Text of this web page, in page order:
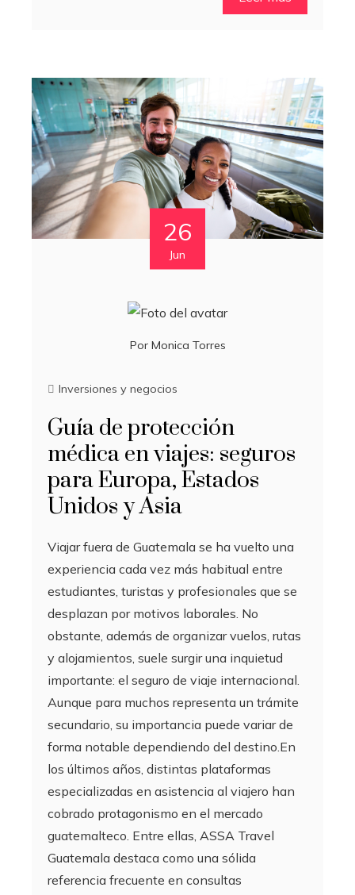
26
Jun
Por Monica Torres
Inversiones y negocios
Guía de protección
médica en viajes: seguros
para Europa, Estados
Unidos y Asia
Viajar fuera de Guatemala se ha vuelto una
experiencia cada vez más habitual entre
estudiantes, turistas y profesionales que se
desplazan por motivos laborales. No
obstante, además de organizar vuelos, rutas
y alojamientos, suele surgir una inquietud
importante: el seguro de viaje internacional.
Aunque para muchos representa un trámite
secundario, su importancia puede variar de
forma notable dependiendo del destino.En
los últimos años, distintas plataformas
especializadas en asistencia al viajero han
cobrado protagonismo en el mercado
guatemalteco. Entre ellas, ASSA Travel
Guatemala destaca como una sólida
referencia frecuente en consultas